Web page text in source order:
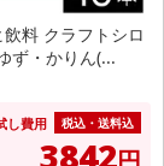
料 クラフトシロ
ず・かりん(...
し費用 税込・送料込
3842